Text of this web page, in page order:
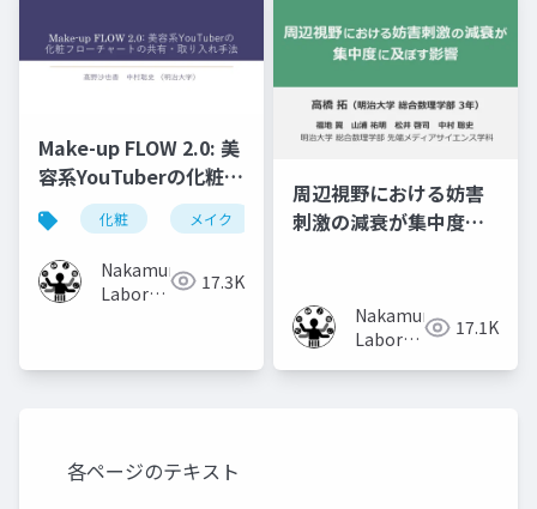
Make-up FLOW 2.0: 美
容系YouTuberの化粧フ
ローチャートの共有・
取り入れ手法
化粧 メイク 化粧工程 フローチャート
Nakamura
Laboratory 17.3K
周辺視野における妨害
刺激の減衰が集中度に
Nakamura
Laboratory 17.1K
各ページのテキスト